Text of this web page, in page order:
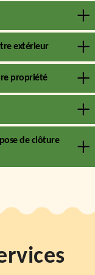
extérieur
propriété
de clôture